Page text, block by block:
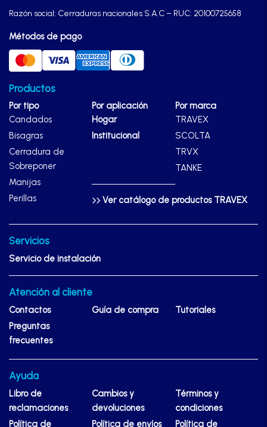
Razón social: Cerraduras nacionales S.A.C – RUC: 20100725658
Métodos de pago
Productos
Por tipo
Candados
Bisagras
Cerradura de
Sobreponer
Manijas
Perillas
Por aplicación
Hogar
Institucional
Por marca
TRAVEX
SCOLTA
TRVX
TANKE
Ver catálogo de productos TRAVEX
Servicios
Servicio de instalación
Atención al cliente
Contactos Guía de compra
Tutoriales
Preguntas
frecuentes
Ayuda
Libro de
reclamaciones
Cambios y
devoluciones
Términos y
condiciones
Política de
Política de envíos Política de